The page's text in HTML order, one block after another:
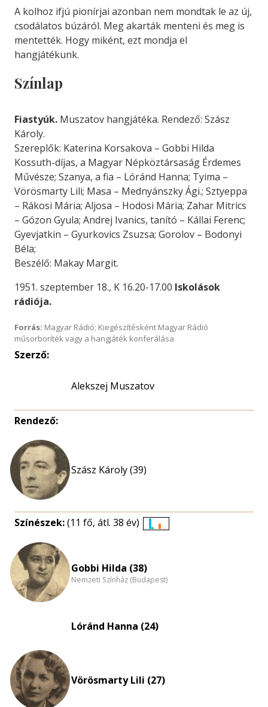
A kolhoz ifjú pionírjai azonban nem mondtak le az új,
csodálatos búzáról. Meg akarták menteni és meg is
mentették. Hogy miként, ezt mondja el
hangjátékunk.
Színlap
Fiastyúk. Muszatov hangjátéka. Rendező: Szász
Károly.
Szereplők: Katerina Korsakova – Gobbi Hilda
Kossuth-díjas, a Magyar Népköztársaság Érdemes
Művésze; Szanya, a fia – Lóránd Hanna; Tyima –
Vörösmarty Lili; Masa – Mednyánszky Ági.; Sztyeppa
– Rákosi Mária; Aljosa – Hodosi Mária; Zahar Mitrics
– Gózon Gyula; Andrej Ivanics, tanító – Kállai Ferenc;
Gyevjatkin – Gyurkovics Zsuzsa; Gorolov – Bodonyi
Béla;
Beszélő: Makay Margit.
1951. szeptember 18., K 16.20-17.00 Iskolások
rádiója.
Forrás: Magyar Rádió; Kiegészítésként Magyar Rádió
műsorboríték vagy a hangjáték konferálása
Szerző:
Alekszej Muszatov
Rendező:
Szász Károly (39)
Színészek:(11 fő, átl. 38 év)
Gobbi Hilda (38)
Nemzeti Színház (Budapest)
Lóránd Hanna (24)
Vörösmarty Lili (27)